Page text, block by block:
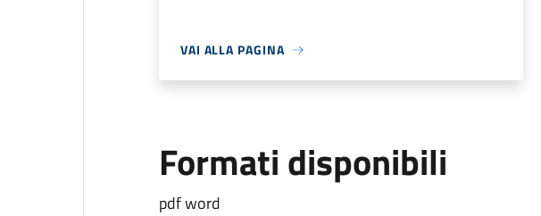
VAI ALLA PAGINA
Formati disponibili
pdf word